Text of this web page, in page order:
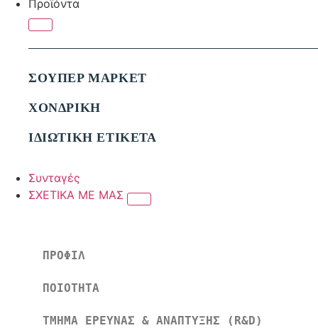
Προϊόντα
ΣΟΥΠΕΡ ΜΑΡΚΕΤ
ΧΟΝΔΡΙΚΗ
ΙΔΙΩΤΙΚΗ ΕΤΙΚΕΤΑ
Συνταγές
ΣΧΕΤΙΚΑ ΜΕ ΜΑΣ
ΠΡΟΦΙΛ
ΠΟΙΟΤΗΤΑ
ΤΜΗΜΑ ΕΡΕΥΝΑΣ & ΑΝΑΠΤΥΞΗΣ (R&D)